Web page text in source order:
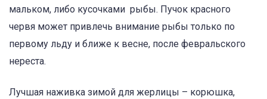
мальком, либо кусочками рыбы. Пучок красного
червя может привлечь внимание рыбы только по
первому льду и ближе к весне, после февральского
нереста.
Лучшая наживка зимой для жерлицы – корюшка,